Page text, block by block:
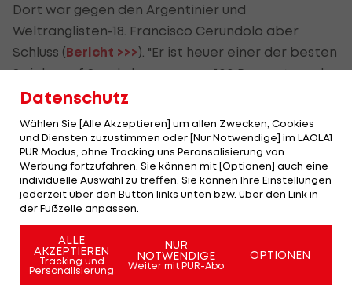
Dort war gegen den Argentinier und
Weltranglisten-18. Francisco Cerundolo aber
Schluss (Bericht >>>). "Er ist heuer einer der besten
Spieler auf Sand, da muss man 100 Prozent ready
sein. Und das war heute nicht der Fall, trotzdem
Mit seiner Leistung ist der seit Montag 29-Jährige
sehr zufrieden: "Wenn man sechseinhalb Monate
raus war, ist es schon sehr erfreulich, dass ich nach
so kurzer Zeit wieder auf so einem Level bin. Ich
bin voll dabei, man braucht natürlich auf diesem
Niveau Woche für Woche viele Matches, umso
leichter wird es auch körperlich, da bin ich auf
Datenschutz
Wählen Sie [Alle Akzeptieren] um allen Zwecken, Cookies
und Diensten zuzustimmen oder [Nur Notwendige] im LAOLA1
PUR Modus, ohne Tracking uns Peronsalisierung von
Werbung fortzufahren. Sie können mit [Optionen] auch eine
individuelle Auswahl zu treffen. Sie können Ihre Einstellungen
jederzeit über den Button links unten bzw. über den Link in
der Fußzeile anpassen.
ALLE
AKZEPTIEREN
Tracking und
Personalisierung
NUR
NOTWENDIGE
Weiter mit PUR-Abo
OPTIONEN